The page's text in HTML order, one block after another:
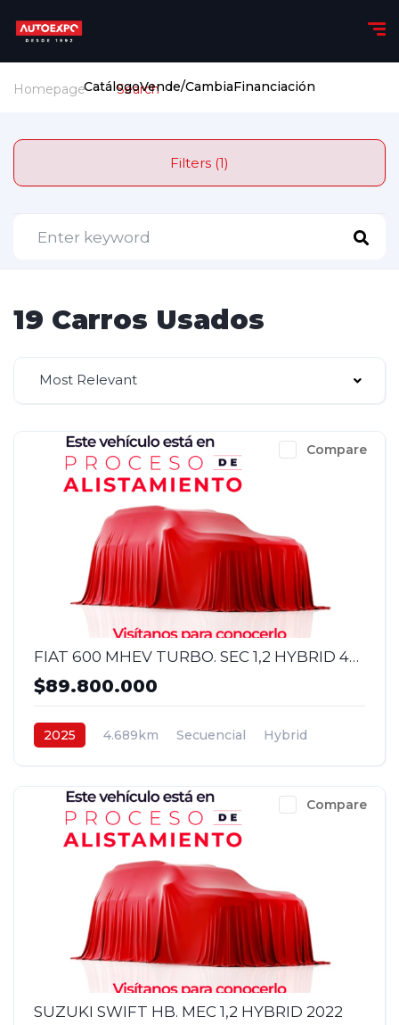
CatálogoVende/CambiaFinanciación
Homepage Search
Filters (1)
19 Carros Usados
Most Relevant
Compare
FIAT 600 MHEV TURBO. SEC 1,2 HYBRID 4X2 2025
$89.800.000
2025 4.689km Secuencial
Hybrid
Compare
SUZUKI SWIFT HB. MEC 1,2 HYBRID 2022